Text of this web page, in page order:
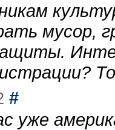
мусор,
#
уже